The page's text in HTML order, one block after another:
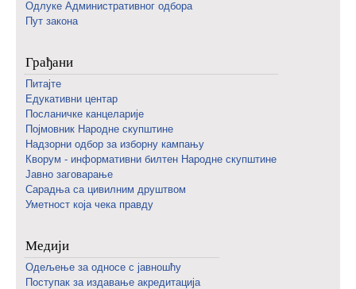
Одлуке Административног одбора
Пут закона
Грађани
Питајте
Едукативни центар
Посланичке канцеларије
Појмовник Народне скупштине
Надзорни одбор за изборну кампању
Кворум - информативни билтен Народне скупштине
Јавно заговарање
Сарадња са цивилним друштвом
Уметност која чека правду
Медији
Одељење за односе с јавношћу
Поступак за издавање акредитација